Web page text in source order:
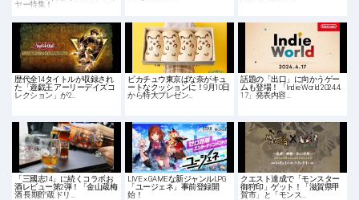
ヤー特集！
歴代全14タイトルが収録され
た「遊戯王 アーリーデイズコ
レクション」が2…
ピカチュウ東京ばな奈がキュ
ートなクッションに！9月10日
から特大プレゼン…
話題の「出口」に向かうゲー
ムも登場！「Indie World 2024.4.
17」発表内容…
「三國志14」に続くコラボお
酒レビュー第2弾！「金山蔵梅
酒 長期貯蔵 ドリ…
LIVE × GAMEな新ジャンルLPG
「ユージェネ」事前登録開
始！
クエスト達成で「モンスター
御狩印」ゲット！「滋賀県甲
賀市」と「モンス…